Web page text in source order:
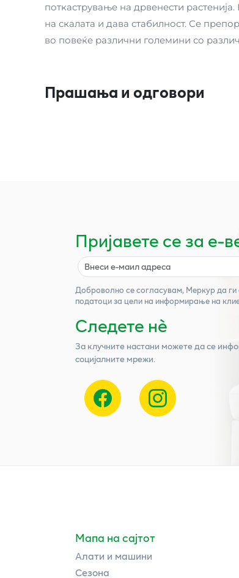
поткастрување на дрвенести
на скалата и дава стабилност. Се
во повеќе различни големини со
Прашања и одговори
Пријавете се за е-
Доброволно се согласувам, Меркурда
податоци за цели на информирање на
Следете нѐ
За клучните настани можете да се
социјалните мрежи.
Мапа на сајтот
Алати и машини
Сезона